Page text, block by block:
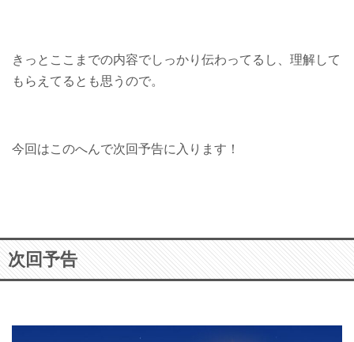
きっとここまでの内容でしっかり伝わってるし、理解して
もらえてるとも思うので。
今回はこのへんで次回予告に入ります！
次回予告